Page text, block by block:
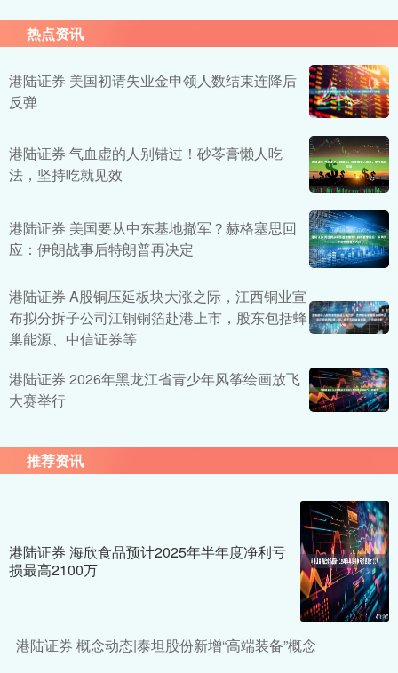
热点资讯
港陆证券 美国初请失业金申领人数结束连降后
反弹
港陆证券 气血虚的人别错过！砂苓膏懒人吃
法，坚持吃就见效
港陆证券 美国要从中东基地撤军？赫格塞思回
应：伊朗战事后特朗普再决定
港陆证券 A股铜压延板块大涨之际，江西铜业宣
布拟分拆子公司江铜铜箔赴港上市，股东包括蜂
巢能源、中信证券等
港陆证券 2026年黑龙江省青少年风筝绘画放飞
大赛举行
推荐资讯
港陆证券 海欣食品预计2025年半年度净利亏
损最高2100万
港陆证券 概念动态|泰坦股份新增“高端装备”概念